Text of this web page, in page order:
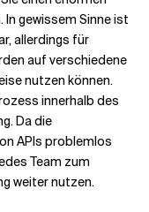
gewissem Sinne ist
allerdings für
auf verschiedene
nutzen können.
innerhalb des
Da die
APIs problemlos
Team zum
weiter nutzen.